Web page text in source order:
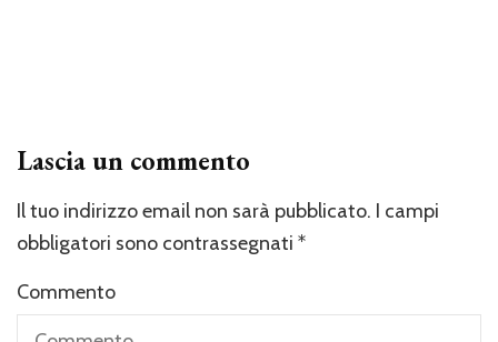
Lascia un commento
Il tuo indirizzo email non sarà pubblicato. I campi
obbligatori sono contrassegnati *
Commento